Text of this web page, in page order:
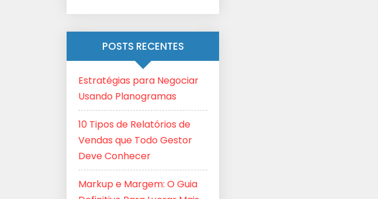
POSTS RECENTES
Estratégias para Negociar
Usando Planogramas
10 Tipos de Relatórios de
Vendas que Todo Gestor
Deve Conhecer
Markup e Margem: O Guia